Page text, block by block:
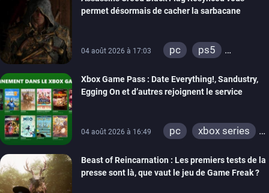
permet désormais de cacher la sarbacane
04 août 2026 à 17:03 pc
ps5
Xbox Game Pass : Date Everything!, Sandustry,
Egging On et d’autres rejoignent le service
04 août 2026 à 16:49 pc
xbox series
Beast of Reincarnation : Les premiers tests de la
presse sont là, que vaut le jeu de Game Freak ?